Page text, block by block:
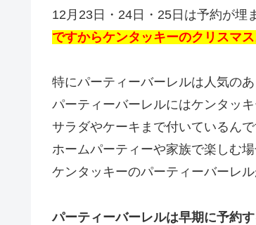
12月23日・24日・25日は予約が埋
ですからケンタッキーのクリスマ
特にパーティーバーレルは人気のあ
パーティーバーレルにはケンタッ
サラダやケーキまで付いているんで
ホームパーティーや家族で楽しむ場
ケンタッキーのパーティーバーレル
パーティーバーレルは早期に予約